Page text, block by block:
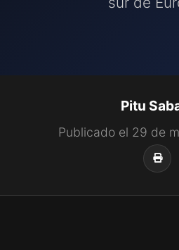
Pitu
Publicado el 29 de